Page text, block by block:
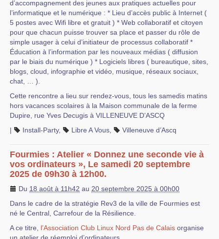
d’accompagnement des jeunes aux pratiques actuelles pour
l’informatique et le numérique : * Lieu d’accès public à Internet (
5 postes avec Wifi libre et gratuit ) * Web collaboratif et citoyen
pour que chacun puisse trouver sa place et passer du rôle de
simple usager à celui d’initiateur de processus collaboratif *
Éducation à l’information par les nouveaux médias ( diffusion
par le biais du numérique ) * Logiciels libres ( bureautique, sites,
blogs, cloud, infographie et vidéo, musique, réseaux sociaux,
chat, … ).
Cette rencontre a lieu sur rendez-vous, tous les samedis matins
hors vacances scolaires à la Maison communale de la ferme
Dupire, rue Yves Decugis à VILLENEUVE D’ASCQ
|
Install-Party, Libre A Vous Villeneuve d’Ascq
Fourmies : Atelier « Donnez une seconde vie à
vos ordinateurs », Le samedi 20 septembre
2025 de 09h30 à 12h00.
Du 18 août à 11h42 au 20 septembre 2025 à 00h00
Dans le cadre de la stratégie Rev3 de la ville de Fourmies est
né le Central, Carrefour de la Résilience.
A ce titre, l’Association Club Linux Nord Pas de Calais organise